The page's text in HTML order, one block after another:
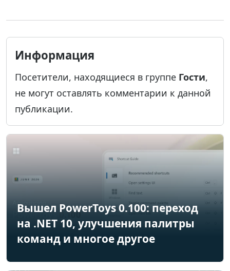
Информация
Посетители, находящиеся в группе Гости,
не могут оставлять комментарии к данной
публикации.
Вышел PowerToys 0.100: переход
на .NET 10, улучшения палитры
команд и многое другое